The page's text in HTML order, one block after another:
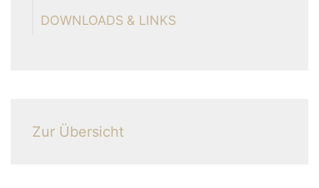
DOWNLOADS & LINKS
Zur Übersicht